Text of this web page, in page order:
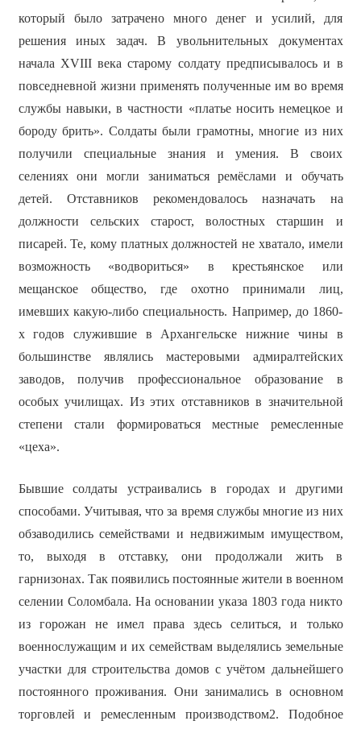
который было затрачено много денег и усилий, для
решения иных задач. В увольнительных документах
начала XVIII века старому солдату предписывалось и в
повседневной жизни применять полученные им во время
службы навыки, в частности «платье носить немецкое и
бороду брить». Солдаты были грамотны, многие из них
получили специальные знания и умения. В своих
селениях они могли заниматься ремёслами и обучать
детей. Отставников рекомендовалось назначать на
должности сельских старост, волостных старшин и
писарей. Те, кому платных должностей не хватало, имели
возможность «водвориться» в крестьянское или
мещанское общество, где охотно принимали лиц,
имевших какую-либо специальность. Например, до 1860-
х годов служившие в Архангельске нижние чины в
большинстве являлись мастеровыми адмиралтейских
заводов, получив профессиональное образование в
особых училищах. Из этих отставников в значительной
степени стали формироваться местные ремесленные
«цеха».
Бывшие солдаты устраивались в городах и другими
способами. Учитывая, что за время службы многие из них
обзаводились семействами и недвижимым имуществом,
то, выходя в отставку, они продолжали жить в
гарнизонах. Так появились постоянные жители в военном
селении Соломбала. На основании указа 1803 года никто
из горожан не имел права здесь селиться, и только
военнослужащим и их семействам выделялись земельные
участки для строительства домов с учётом дальнейшего
постоянного проживания. Они занимались в основном
торговлей и ремесленным производством2. Подобное